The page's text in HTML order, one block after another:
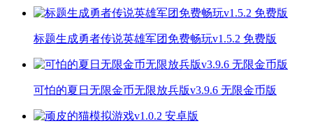
标题生成勇者传说英雄军团免费畅玩v1.5.2 免费版
可怕的夏日无限金币无限放兵版v3.9.6 无限金币版